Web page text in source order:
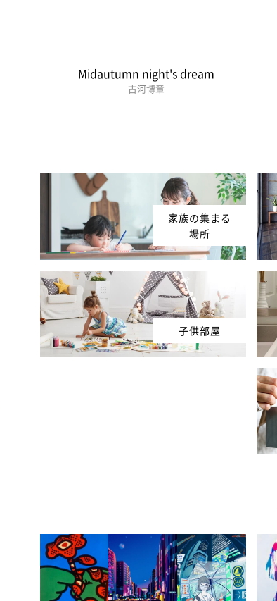
Midautumn night's dream
古河博章
家族の集まる
場所
子供部屋